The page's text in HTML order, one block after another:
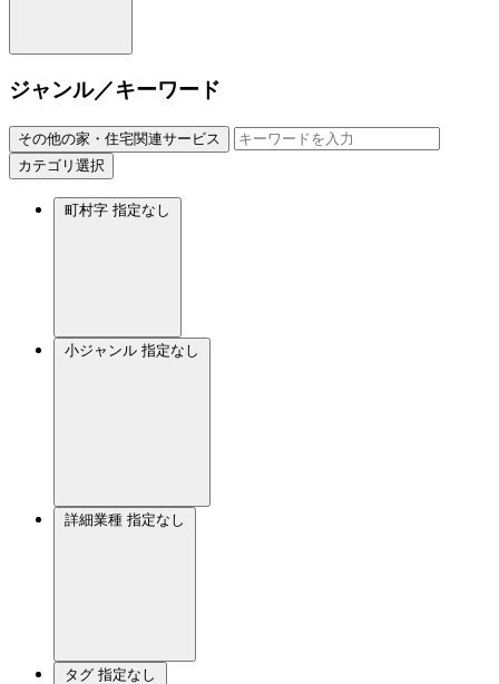
ジャンル／キーワード
その他の家・住宅関連サービス
カテゴリ選択
町村字 指定なし
小ジャンル 指定なし
詳細業種 指定なし
タグ 指定なし